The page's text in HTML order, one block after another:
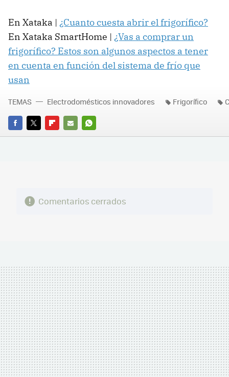
En Xataka | ¿Cuanto cuesta abrir el frigorífico?
En Xataka SmartHome | ¿Vas a comprar un
frigorífico? Estos son algunos aspectos a tener
en cuenta en función del sistema de frío que
usan
FACEBOOK
TWITTERFLIPBOARD
E-
WHATSAPP
TEMAS Electrodomésticos innovadores Frigorífico
Comentarios cerrados